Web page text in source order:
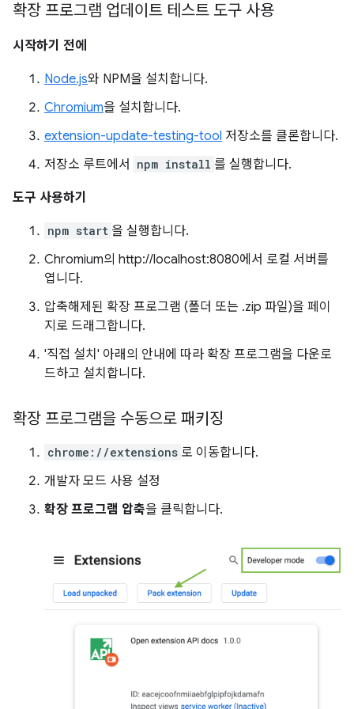
확장 프로그램 업데이트 테스트 도구 사용
시작하기 전에
Node.js와 NPM을 설치합니다.
Chromium을 설치합니다.
extension-update-testing-tool 저장소를 클론합니다.
저장소 루트에서
npm install 를 실행합니다.
도구 사용하기
npm start 을 실행합니다.
Chromium의 http://localhost:8080에서 로컬 서버를
엽니다.
압축해제된 확장 프로그램 (폴더 또는 .zip 파일)을 페이
지로 드래그합니다.
'직접 설치' 아래의 안내에 따라 확장 프로그램을 다운로
드하고 설치합니다.
확장 프로그램을 수동으로 패키징
chrome://extensions 로 이동합니다.
개발자 모드 사용 설정
확장 프로그램 압축을 클릭합니다.